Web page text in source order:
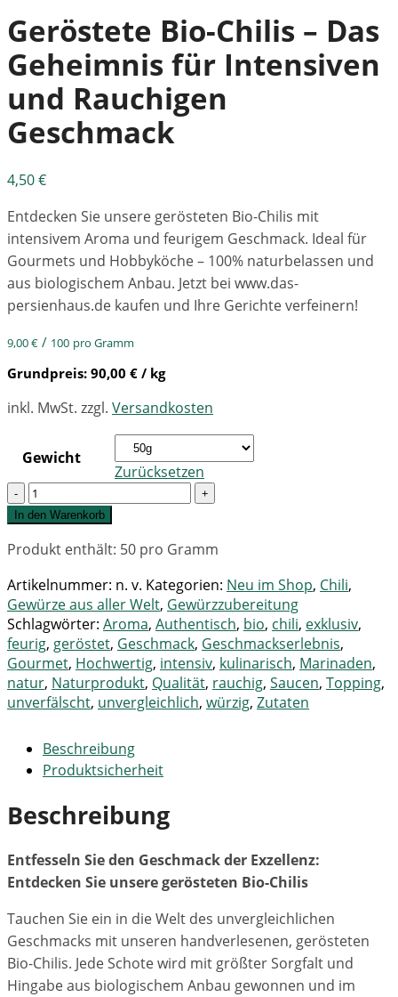
Geröstete Bio-Chilis – Das
Geheimnis für Intensiven
und Rauchigen
Geschmack
4,50€
Entdecken Sie unsere gerösteten Bio-Chilis mit
intensivem Aroma und feurigem Geschmack. Ideal für
Gourmets und Hobbyköche – 100% naturbelassen und
aus biologischem Anbau. Jetzt bei www.das-
persienhaus.de kaufen und Ihre Gerichte verfeinern!
9,00€ / 100 pro Gramm
Grundpreis: 90,00 € / kg
inkl. MwSt. zzgl. Versandkosten
Gewicht
Zurücksetzen
Quantity
In den Warenkorb
Produkt enthält: 50 pro Gramm
Artikelnummer: n. v. Kategorien: Neu im Shop, Chili,
Gewürze aus aller Welt, Gewürzzubereitung
Schlagwörter: Aroma, Authentisch, bio, chili, exklusiv,
feurig, geröstet, Geschmack, Geschmackserlebnis,
Gourmet, Hochwertig, intensiv, kulinarisch, Marinaden,
natur, Naturprodukt, Qualität, rauchig, Saucen, Topping,
unverfälscht, unvergleichlich, würzig, Zutaten
Beschreibung
Produktsicherheit
Beschreibung
Entfesseln Sie den Geschmack der Exzellenz:
Entdecken Sie unsere gerösteten Bio-Chilis
Tauchen Sie ein in die Welt des unvergleichlichen
Geschmacks mit unseren handverlesenen, gerösteten
Bio-Chilis. Jede Schote wird mit größter Sorgfalt und
Hingabe aus biologischem Anbau gewonnen und im